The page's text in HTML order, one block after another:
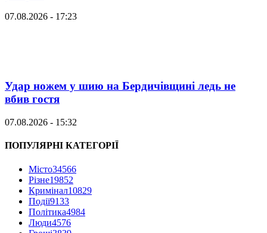
07.08.2026 - 17:23
Удар ножем у шию на Бердичівщині ледь не
вбив гостя
07.08.2026 - 15:32
ПОПУЛЯРНІ КАТЕГОРІЇ
Місто34566
Різне19852
Кримінал10829
Події9133
Політика4984
Люди4576